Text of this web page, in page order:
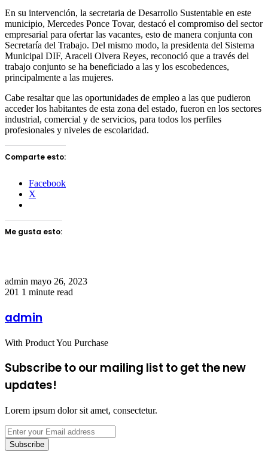
En su intervención, la secretaria de Desarrollo Sustentable en este
municipio, Mercedes Ponce Tovar, destacó el compromiso del sector
empresarial para ofertar las vacantes, esto de manera conjunta con
Secretaría del Trabajo. Del mismo modo, la presidenta del Sistema
Municipal DIF, Araceli Olvera Reyes, reconoció que a través del
trabajo conjunto se ha beneficiado a las y los escobedences,
principalmente a las mujeres.
Cabe resaltar que las oportunidades de empleo a las que pudieron
acceder los habitantes de esta zona del estado, fueron en los sectores
industrial, comercial y de servicios, para todos los perfiles
profesionales y niveles de escolaridad.
Comparte esto:
Facebook
X
Me gusta esto:
admin Send
an
mayo 26, 2023
201 1 minute read
admin
With Product You Purchase
Subscribe to our mailing list to get the new
updates!
Lorem ipsum dolor sit amet, consectetur.
Enter
your
Email